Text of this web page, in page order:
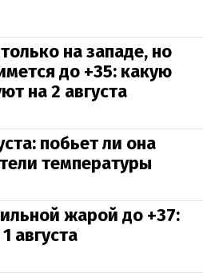
на западе, но
до +35: какую
на 2 августа
побьет ли она
температуры
жарой до +37:
августа